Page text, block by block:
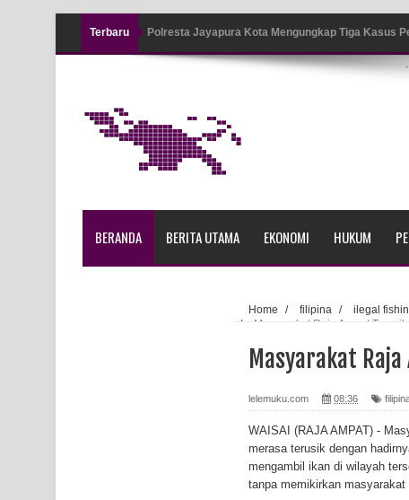
Terbaru Polresta Jayapura Kota Mengungkap Tiga Kasus
Kapolresta Jayapura Kota Mengapresiasi
Lima Rumah Pribadi Terbakar Di Hamadi Jayapura
Gempa M3,3 Guncang Nabire, BMKG Imbau
Mama-Mama Pasar Lama Sentani Protes
Polres Jayapura Terima Laporan Hilangnya
.
BERANDA BERITA UTAMA EKONOMI HUKUM
Home / filipina / ilegal
/
Masyarakat Raja Ampat
Masyarakat
lelemuku.com 08:36
WAISAI (RAJA AMPAT) -
merasa terusik dengan
mengambil ikan di wilayah
tanpa memikirkan masyarakat